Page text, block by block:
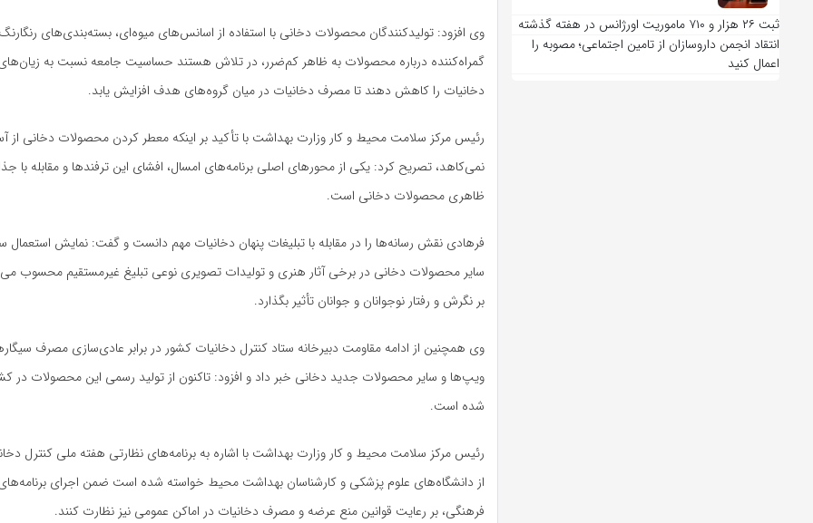
ثبت ۲۶ هزار و ۷۱۰ ماموریت اورژانس در هفته گذشته
انتقاد انجمن داروسازان از تامین اجتماعی؛ مصوبه را
اعمال کنید
وی افزود: تولیدکنندگان محصولات دخانی با استفاده از اسانس‌های میوه‌ای، بسته‌بندی‌های
گمراه‌کننده درباره محصولات به ظاهر کم‌ضرر، در تلاش هستند حساسیت جامعه نسبت به
دخانیات را کاهش دهند تا مصرف دخانیات در میان گروه‌های هدف افزایش یابد.
رئیس مرکز سلامت محیط و کار وزارت بهداشت با تأکید بر اینکه معطر کردن محصولات دخانی از
نمی‌کاهد، تصریح کرد: یکی از محورهای اصلی برنامه‌های امسال، افشای این ترفندها و مقابله با
ظاهری محصولات دخانی است.
فرهادی نقش رسانه‌ها را در مقابله با تبلیغات پنهان دخانیات مهم دانست و گفت: نمایش استعمال
سایر محصولات دخانی در برخی آثار هنری و تولیدات تصویری نوعی تبلیغ غیرمستقیم محسوب
بر نگرش و رفتار نوجوانان و جوانان تأثیر بگذارد.
وی همچنین از ادامه مقاومت دبیرخانه ستاد کنترل دخانیات کشور در برابر عادی‌سازی مصرف
ویپ‌ها و سایر محصولات جدید دخانی خبر داد و افزود: تاکنون از تولید رسمی این محصولات در
شده است.
رئیس مرکز سلامت محیط و کار وزارت بهداشت با اشاره به برنامه‌های نظارتی هفته ملی کنترل
از دانشگاه‌های علوم پزشکی و کارشناسان بهداشت محیط خواسته شده است ضمن اجرای
فرهنگی، بر رعایت قوانین منع عرضه و مصرف دخانیات در اماکن عمومی نیز نظارت کنند.